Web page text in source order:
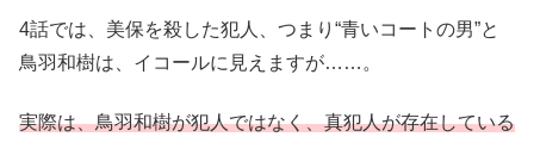
4話では、美保を殺した犯人、つまり“青いコートの男”と
鳥羽和樹は、イコールに見えますが……。
実際は、鳥羽和樹が犯人ではなく、真犯人が存在している